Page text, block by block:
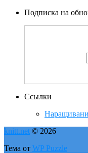
Подписка на
Ссылки
knitt.net © 2026
Тема от WP Puzzle